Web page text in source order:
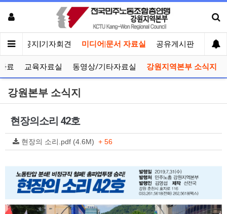
인 공지|기자회견 미디어|문서 자료실 공유게시판 선거
료 교육자료실 동영상/기타자료실 강원지역본부 소식지
강원본부 소식지
현장의소리 42호
현장의 소리.pdf (4.6M) + 56